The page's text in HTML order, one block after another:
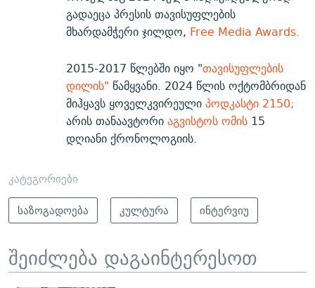
გადაეცა პრესის თავისუფლების
მხარდამჭერი ჯილდო, Free Media Awards.
2015-2017 წლებში იყო "თავისუფლების
დილის" წამყვანი. 2024 წლის ოქტომბრიდან
მიჰყავს ყოველკვირეულიპოდკასტი 2150;
არის თანაავტორიაგვისტოს ომის 15
დღიანი ქრონოლოგიის.
კატეგორიები
საზოგადოება
კულტურა ინტერვიუ
შეიძლება დაგაინტერესოთ